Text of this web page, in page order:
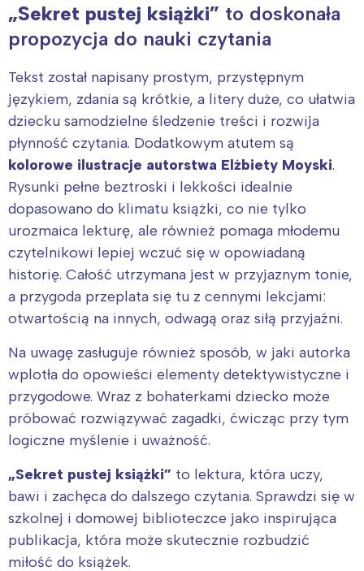
„Sekret pustej książki” to doskonała
propozycja do nauki czytania
Tekst został napisany prostym, przystępnym
językiem, zdania są krótkie, a litery duże, co ułatwia
dziecku samodzielne śledzenie treści i rozwija
płynność czytania. Dodatkowym atutem są
kolorowe ilustracje autorstwa Elżbiety Moyski.
Rysunki pełne beztroski i lekkości idealnie
dopasowano do klimatu książki, co nie tylko
urozmaica lekturę, ale również pomaga młodemu
czytelnikowi lepiej wczuć się w opowiadaną
historię. Całość utrzymana jest w przyjaznym tonie,
a przygoda przeplata się tu z cennymi lekcjami:
otwartością na innych, odwagą oraz siłą przyjaźni.
Na uwagę zasługuje również sposób, w jaki autorka
wplotła do opowieści elementy detektywistyczne i
przygodowe. Wraz z bohaterkami dziecko może
próbować rozwiązywać zagadki, ćwicząc przy tym
logiczne myślenie i uważność.
„Sekret pustej książki” to lektura, która uczy,
bawi i zachęca do dalszego czytania. Sprawdzi się w
szkolnej i domowej biblioteczce jako inspirująca
publikacja, która może skutecznie rozbudzić
miłość do książek.